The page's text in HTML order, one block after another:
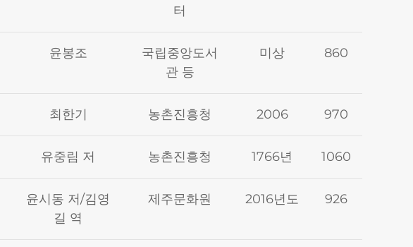
터
윤봉조
국립중앙도서
관 등
미상 860
최한기 농촌진흥청 2006 970
유중림 저 농촌진흥청 1766년 1060
윤시동 저/김영
길 역
제주문화원 2016년도 926